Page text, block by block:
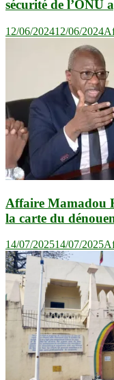
sécurité de l’ONU
12/06/202412/06/2024
Affaire Mamadou
la carte du
14/07/202514/07/2025